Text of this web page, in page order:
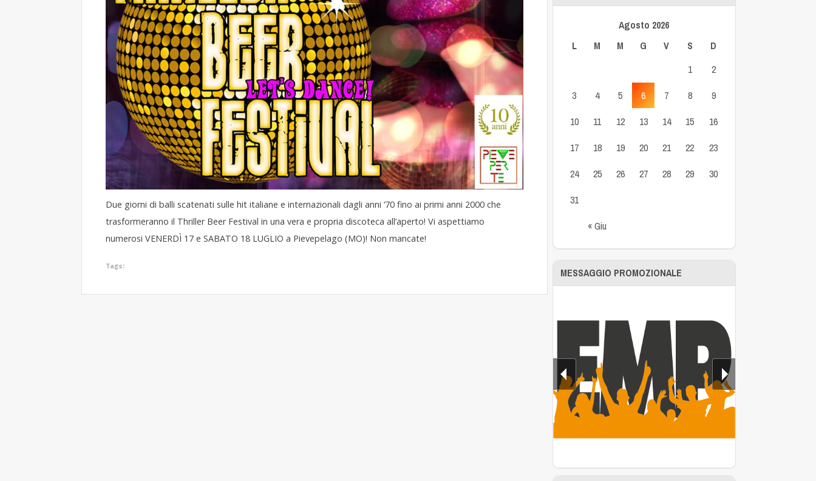
Due giorni di balli scatenati sulle hit italiane e internazionali dagli anni ‘70 fino ai primi anni 2000 che
trasformeranno il Thriller Beer Festival in una vera e propria discoteca all’aperto! Vi aspettiamo
numerosi VENERDÌ 17 e SABATO 18 LUGLIO a Pievepelago (MO)! Non mancate!
Tags:
Agosto 2026
L
M M G V S D
« Giu
1
2
3
4 5 6 7 8
9
10
11 12 13 14 15
16
17
18 19 20 21 22
23
24
25 26 27 28 29
30
31
MESSAGGIO PROMOZIONALE